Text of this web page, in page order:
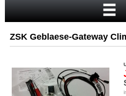
Kasse
Anmelden
ZSK Geblaese-Gateway